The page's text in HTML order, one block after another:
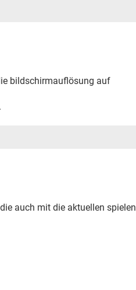
bildschirmauflösung auf
auch mit die aktuellen spielen